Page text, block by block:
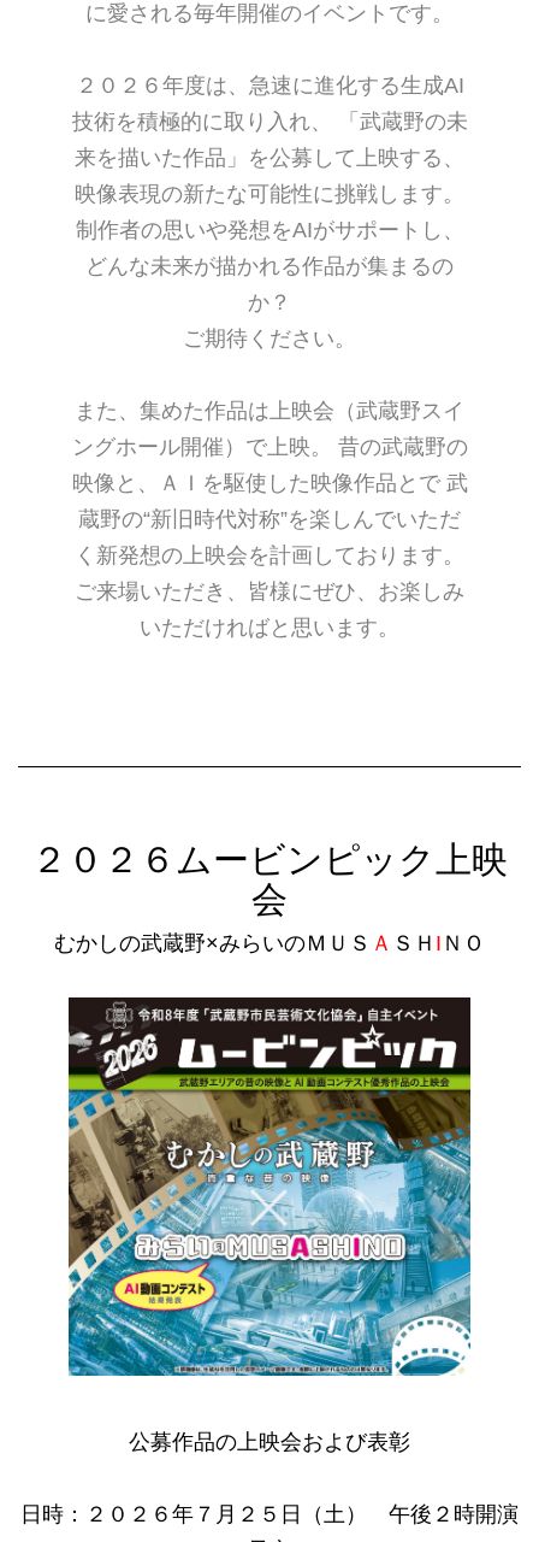
に愛される毎年開催のイベントです。
２０２６年度は、急速に進化する生成AI
技術を積極的に取り入れ、 「武蔵野の未
来を描いた作品」を公募して上映する、
映像表現の新たな可能性に挑戦します。
制作者の思いや発想をAIがサポートし、
どんな未来が描かれる作品が集まるの
か？
ご期待ください。
また、集めた作品は上映会（武蔵野スイ
ングホール開催）で上映。 昔の武蔵野の
映像と、ＡＩを駆使した映像作品とで 武
蔵野の“新旧時代対称”を楽しんでいただ
く新発想の上映会を計画しております。
ご来場いただき、皆様にぜひ、お楽しみ
いただければと思います。
２０２６ムービンピック上映
会
むかしの武蔵野×みらいのＭＵＳ Ａ ＳＨ I ＮＯ
公募作品の上映会および表彰
日時：２０２６年７月２５日（土） 午後２時開演